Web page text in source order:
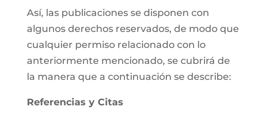
Así, las publicaciones se disponen con
algunos derechos reservados, de modo que
cualquier permiso relacionado con lo
anteriormente mencionado, se cubrirá de
la manera que a continuación se describe:
Referencias y Citas